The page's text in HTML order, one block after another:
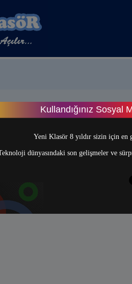
Kullandığınız Sosyal
Yeni Klasör 8 yıldır sizin için en
dünyasındaki son gelişmeler ve